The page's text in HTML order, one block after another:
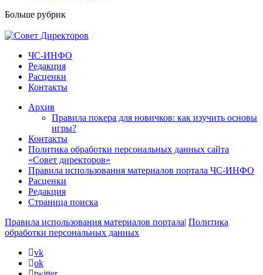
Больше рубрик
ЧС-ИНФО
Редакция
Расценки
Контакты
Архив
Правила покера для новичков: как изучить основы
игры?
Контакты
Политика обработки персональных данных сайта
«Совет директоров»
Правила использования материалов портала ЧС-ИНФО
Расценки
Редакция
Страница поиска
Правила использования материалов портала| Политика
обработки персональных данных
vk
ok